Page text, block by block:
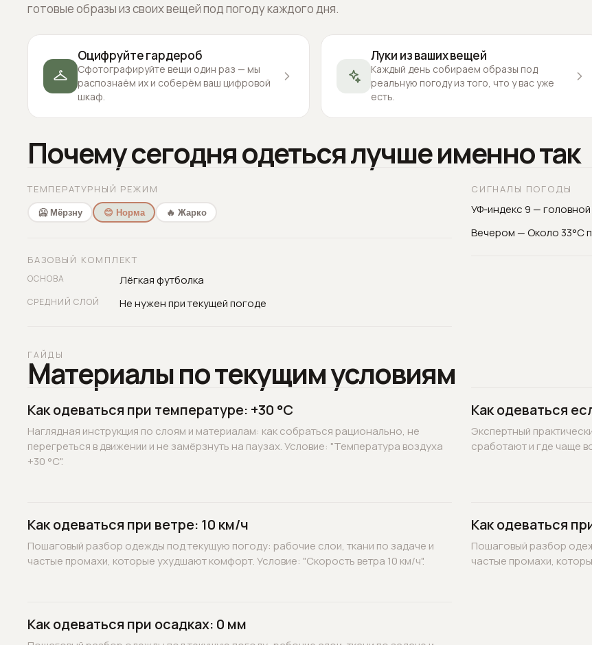
готовые образы из своих вещей под погоду каждого дня.
Оцифруйте гардероб
Сфотографируйте вещи один раз — мы
распознаём их и соберём ваш цифровой
шкаф.
Луки из ваших вещей
Каждый день собираем образы под
реальную погоду из того, что у вас уже
есть.
Почему сегодня одеться лучше именно так
ТЕМПЕРАТУРНЫЙ РЕЖИМ
🥶 Мёрзну 😊 Норма 🔥 Жарко
БАЗОВЫЙ КОМПЛЕКТ
ОСНОВА Лёгкая футболка
СРЕДНИЙ СЛОЙ Не нужен при текущей погоде
СИГНАЛЫ ПОГОДЫ
УФ-индекс 9 — головной
Вечером — Около 33°C
ГАЙДЫ
Материалы по текущим условиям
Как одеваться при температуре: +30 °C
Наглядная инструкция по слоям и материалам: как собраться рационально, не
перегреться в движении и не замёрзнуть на паузах. Условие: "Температура воздуха
+30 °C".
Как одеваться
Экспертный
сработают и где чаще
Как одеваться при ветре: 10 км/ч
Пошаговый разбор одежды под текущую погоду: рабочие слои, ткани по задаче и
частые промахи, которые ухудшают комфорт. Условие: "Скорость ветра 10 км/ч".
Как одеваться
Пошаговый разбор
частые промахи,
Как одеваться при осадках: 0 мм